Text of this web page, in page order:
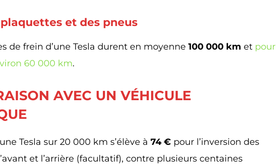
et des pneus
de frein d’une Tesla durent en moyenne 100 000 km et pour
60 000 km.
AVEC UN VÉHICULE
Tesla sur 20 000 km s’élève à 74 € pour l’inversion des
et l’arrière (facultatif), contre plusieurs centaines